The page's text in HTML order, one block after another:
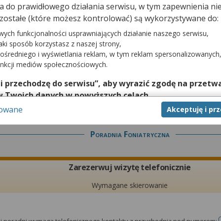
Zarezerwuj wizytę telefonicznie
Wymagane skierowanie
poradni wymaga telefonicznego kontaktu z przychodnią pod numerem:
Poradnia Foniatryczna
Zarezerwuj wizytę telefonicznie
Wymagane skierowanie
do prawidłowego działania serwisu, w tym zapewnienia
(które możesz kontrolować) są wykorzystywane do:
funkcjonalności usprawniających działanie naszego serwisu,
sposób korzystasz z naszej strony,
i wyświetlania reklam, w tym reklam spersonalizowanych,
mediów społecznościowych.
przechodzę do serwisu”, aby wyrazić zgodę na
danych w powyższych celach.
zgody jest dobrowolne, a wyrażoną zgodę możesz w
na przetwarzanie Twoich danych tylko w niektórych
lub chcesz przeprowadzić konfigurację szczegółową, to
temat wykorzystywania narzędzi zewnętrznych w naszym
Akceptuję i